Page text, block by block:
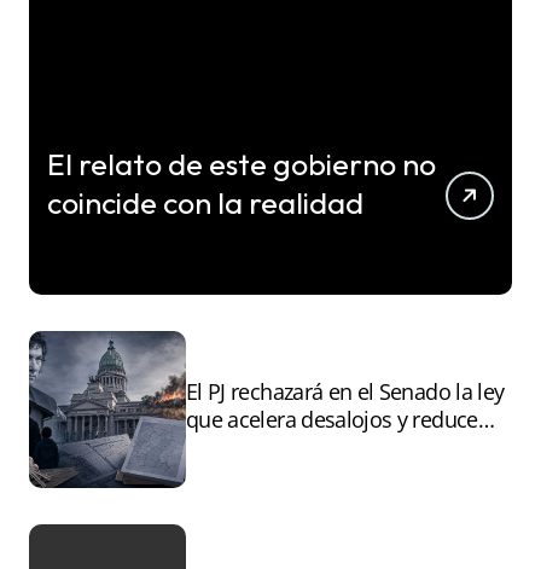
El relato de este gobierno no
coincide con la realidad
El PJ rechazará en el Senado la ley
que acelera desalojos y reduce